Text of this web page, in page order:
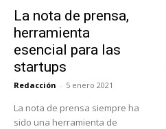
La nota de prensa,
herramienta
esencial para las
startups
Redacción - 5 enero 2021
La nota de prensa siempre ha
sido una herramienta de